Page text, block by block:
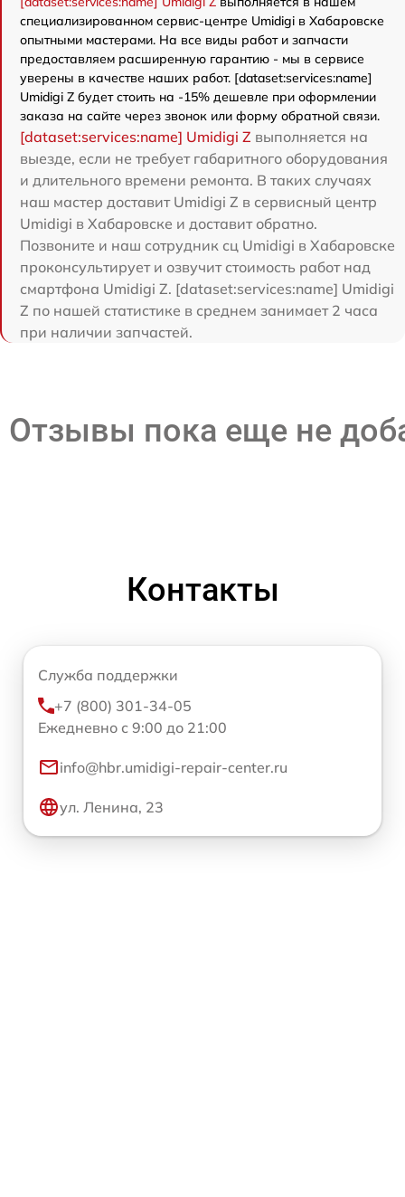
специализированном сервис-центре Umidigi в Хабаровске
опытными мастерами. На все виды работ и запчасти
предоставляем расширенную гарантию - мы в сервисе
уверены в качестве наших работ. [dataset:services:name]
Umidigi Z будет стоить на -15% дешевле при оформлении
заказа на сайте через звонок или форму обратной связи.
[dataset:services:name] Umidigi Z выполняется на
выезде, если не требует габаритного оборудования
и длительного времени ремонта. В таких случаях
наш мастер доставит Umidigi Z в сервисный центр
Umidigi в Хабаровске и доставит обратно.
Позвоните и наш сотрудник сц Umidigi в Хабаровске
проконсультирует и озвучит стоимость работ над
смартфона Umidigi Z. [dataset:services:name] Umidigi
Z по нашей статистике в среднем занимает 2 часа
при наличии запчастей.
Отзывы пока еще не
Контакты
Служба поддержки
+7 (800) 301-34-05
Ежедневно с 9:00 до 21:00
info@hbr.umidigi-repair-center.ru
ул. Ленина, 23